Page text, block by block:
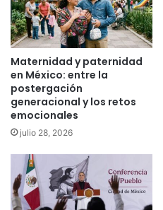
Maternidad y paternidad
en México: entre la
postergación
generacional y los retos
emocionales
julio 28, 2026